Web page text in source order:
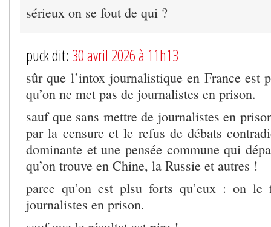
sérieux on se fout de qui ?
puck dit: 30 avril 2026 à 11h13
sûr que l’intox journalistique en France est
qu’on ne met pas de journalistes en prison.
sauf que sans mettre de journalistes en
par la censure et le refus de débats
dominante et une pensée commune qui
qu’on trouve en Chine, la Russie et autres !
parce qu’on est plsu forts qu’eux : on le
journalistes en prison.